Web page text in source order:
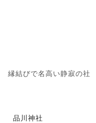
縁結びで名高い静寂の社
品川神社